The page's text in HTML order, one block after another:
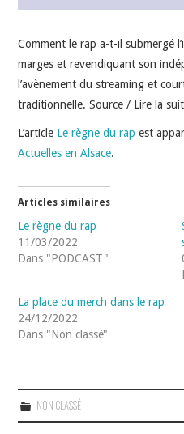
Comment le rap a-t-il submergé
marges et revendiquant son
l’avènement du streaming et
traditionnelle. Source / Lire la
L’article Le règne du rap est
Actuelles en Alsace.
Articles similaires
Le règne du rap
11/03/2022
Dans "PODCAST"
La place du merch dans le rap
24/12/2022
Dans "Non classé"
NON CLASSÉ